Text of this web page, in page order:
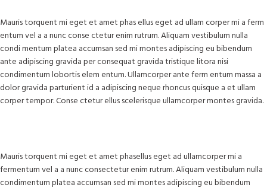
Mauris torquent mi eget et amet phas ellus eget ad ullam corper mi a ferm
entum vel a a nunc conse ctetur enim rutrum. Aliquam vestibulum nulla
condi mentum platea accumsan sed mi montes adipiscing eu bibendum
ante adipiscing gravida per consequat gravida tristique litora nisi
condimentum lobortis elem entum. Ullamcorper ante ferm entum massa a
dolor gravida parturient id a adipiscing neque rhoncus quisque a et ullam
corper tempor. Conse ctetur ellus scelerisque ullamcorper montes gravida.
Mauris torquent mi eget et amet phasellus eget ad ullamcorper mi a
fermentum vel a a nunc consectetur enim rutrum. Aliquam vestibulum nulla
condimentum platea accumsan sed mi montes adipiscing eu bibendum